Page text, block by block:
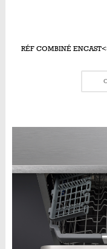
RÉF COMBINÉ